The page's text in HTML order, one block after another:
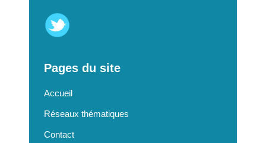
Pages du site
Accueil
Réseaux thématiques
Contact